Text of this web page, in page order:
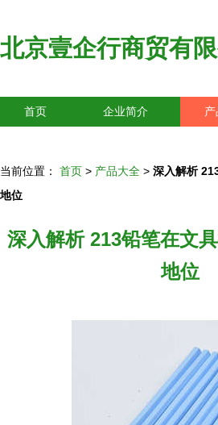
北京壹企行商贸有
首页 企业简介
当前位置： 首页 > 产品大全 > 深入解析
地位
深入解析 213铅笔在文
地位